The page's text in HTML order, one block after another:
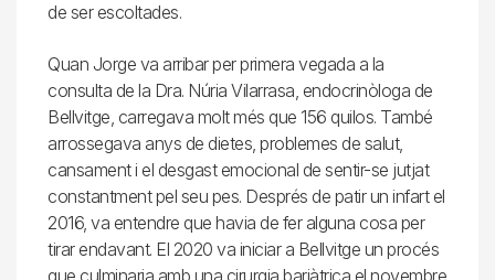
de ser escoltades.
Quan Jorge va arribar per primera vegada a la
consulta de la Dra. Núria Vilarrasa, endocrinòloga de
Bellvitge, carregava molt més que 156 quilos. També
arrossegava anys de dietes, problemes de salut,
cansament i el desgast emocional de sentir-se jutjat
constantment pel seu pes. Després de patir un infart el
2016, va entendre que havia de fer alguna cosa per
tirar endavant. El 2020 va iniciar a Bellvitge un procés